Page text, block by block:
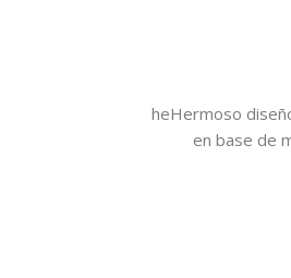
heHermoso
en base de